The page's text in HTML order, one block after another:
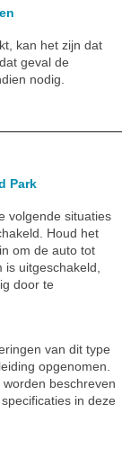
kan het zijn dat
geval de
nodig.
Park
volgende situaties
Houd het
om de auto tot
uitgeschakeld,
door te
van dit type
opgenomen.
beschreven
in deze